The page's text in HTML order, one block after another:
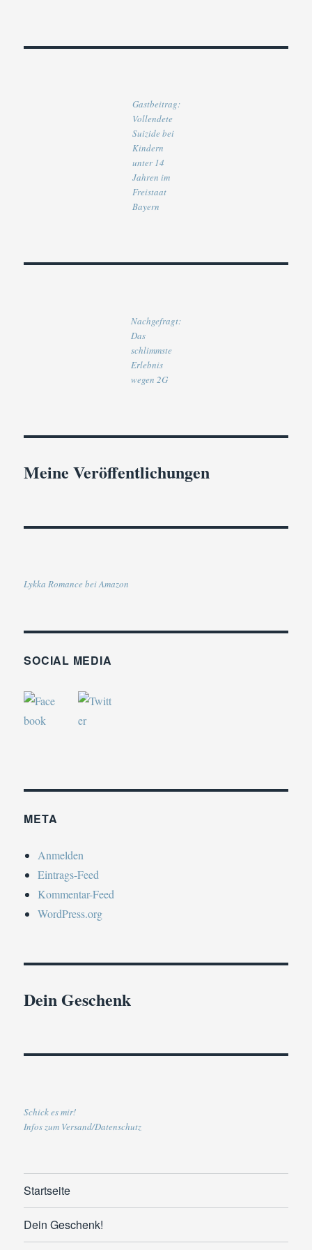
Gastbeitrag:
Vollendete
Suizide bei
Kindern
unter 14
Jahren im
Freistaat
Bayern
Nachgefragt:
Das
schlimmste
Erlebnis
wegen 2G
Meine Veröffentlichungen
Lykka Romance bei Amazon
SOCIAL MEDIA
META
Anmelden
Eintrags-Feed
Kommentar-Feed
WordPress.org
Dein Geschenk
Schick es mir!
Infos zum Versand/Datenschutz
Startseite
Dein Geschenk!